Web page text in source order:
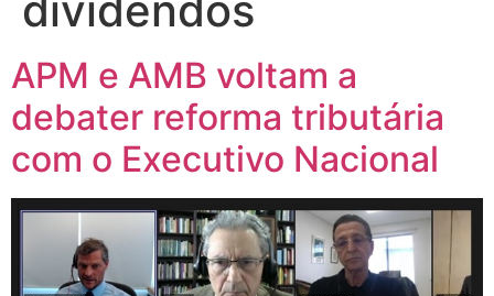
APM e AMB voltam a
debater reforma tributária
com o Executivo Nacional